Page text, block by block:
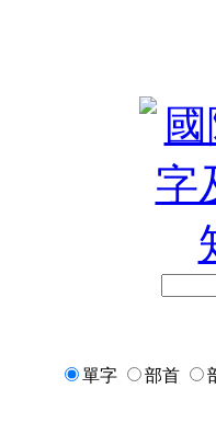
單字 部首